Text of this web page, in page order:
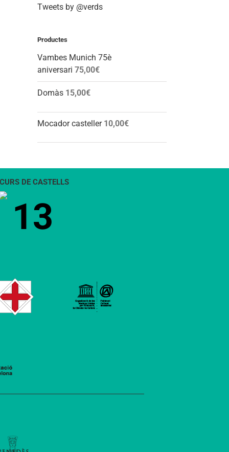
Tweets by @verds
Productes
Vambes Munich 75è
aniversari 75,00€
Domàs 15,00€
Mocador casteller 10,00€
DE CASTELLS
13